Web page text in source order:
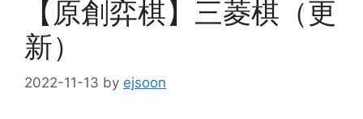
【原創弈棋】三菱棋（更
新）
2022-11-13 by ejsoon